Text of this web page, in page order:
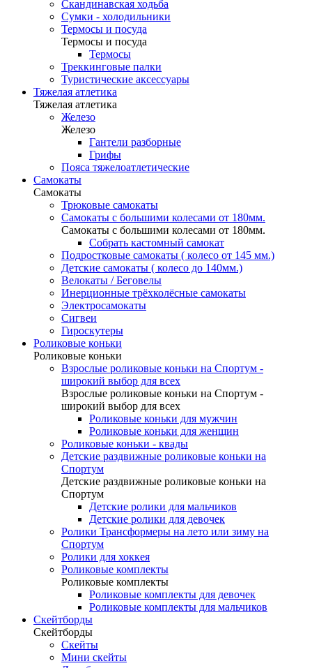
Скандинавская ходьба
Сумки - холодильники
Термосы и посуда
Термосы и посуда
Термосы
Треккинговые палки
Туристические аксессуары
Тяжелая атлетика
Тяжелая атлетика
Железо
Железо
Гантели разборные
Грифы
Пояса тяжелоатлетические
Самокаты
Самокаты
Трюковые самокаты
Самокаты с большими колесами от 180мм.
Самокаты с большими колесами от 180мм.
Собрать кастомный самокат
Подростковые самокаты ( колесо от 145 мм.)
Детские самокаты ( колесо до 140мм.)
Велокаты / Беговелы
Инерционные трёхколёсные самокаты
Электросамокаты
Сигвеи
Гироскутеры
Роликовые коньки
Роликовые коньки
Взрослые роликовые коньки на Спортум -
широкий выбор для всех
Взрослые роликовые коньки на Спортум -
широкий выбор для всех
Роликовые коньки для мужчин
Роликовые коньки для женщин
Роликовые коньки - квады
Детские раздвижные роликовые коньки на
Спортум
Детские раздвижные роликовые коньки на
Спортум
Детские ролики для мальчиков
Детские ролики для девочек
Ролики Трансформеры на лето или зиму на
Спортум
Ролики для хоккея
Роликовые комплекты
Роликовые комплекты
Роликовые комплекты для девочек
Роликовые комплекты для мальчиков
Скейтборды
Скейтборды
Скейты
Мини скейты